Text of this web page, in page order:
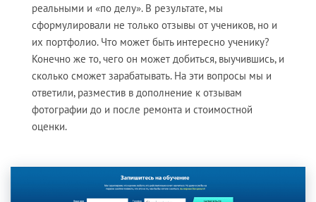
реальными и «по делу». В результате, мы
сформулировали не только отзывы от учеников, но и
их портфолио. Что может быть интересно ученику?
Конечно же то, чего он может добиться, выучившись, и
сколько сможет зарабатывать. На эти вопросы мы и
ответили, разместив в дополнение к отзывам
фотографии до и после ремонта и стоимостной
оценки.